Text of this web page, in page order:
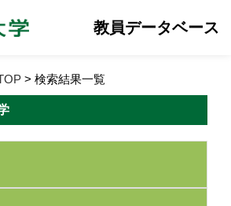
教員データベース
> 検索結果一覧